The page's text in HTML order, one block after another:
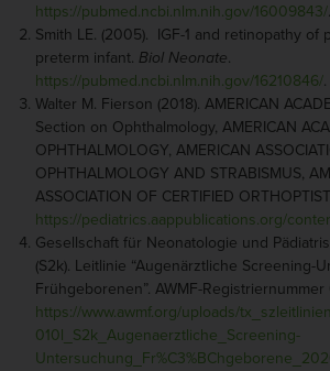
https://pubmed.ncbi.nlm.nih.gov/16009843/.
Smith LE. (2005). IGF-1 and retinopathy of
preterm infant. Biol Neonate.
https://pubmed.ncbi.nlm.nih.gov/16210846/.
Walter M. Fierson (2018). AMERICAN
Section on Ophthalmology, AMERICAN
OPHTHALMOLOGY, AMERICAN
OPHTHALMOLOGY AND STRABISMUS,
ASSOCIATION OF CERTIFIED
https://pediatrics.aappublications.org/
Gesellschaft für Neonatologie und
(S2k). Leitlinie “Augenärztliche Screening-
Frühgeborenen”. AWMF-Registriernummer
https://www.awmf.org/uploads/
010l_S2k_Augenaerztliche_Screening-